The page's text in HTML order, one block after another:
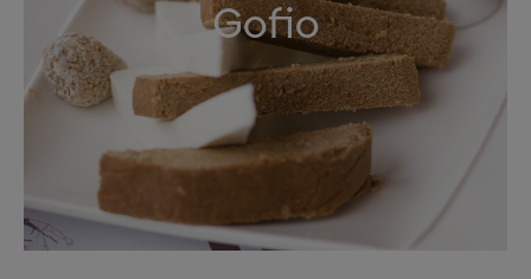
Gofio